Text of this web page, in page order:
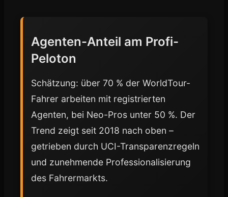
Agenten-Anteil am Profi-
Peloton
Schätzung: über 70 % der WorldTour-
Fahrer arbeiten mit registrierten
Agenten, bei Neo-Pros unter 50 %. Der
Trend zeigt seit 2018 nach oben –
getrieben durch UCI-Transparenzregeln
und zunehmende Professionalisierung
des Fahrermarkts.